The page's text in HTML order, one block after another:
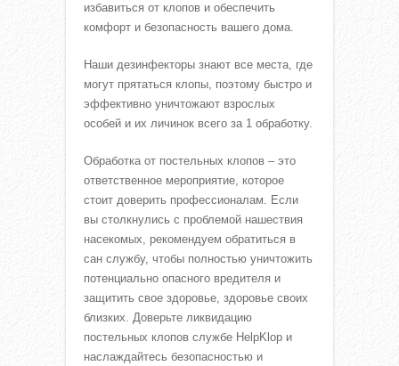
избавиться от клопов и обеспечить
комфорт и безопасность вашего дома.
Наши дезинфекторы знают все места, где
могут прятаться клопы, поэтому быстро и
эффективно уничтожают взрослых
особей и их личинок всего за 1 обработку.
Обработка от постельных клопов – это
ответственное мероприятие, которое
стоит доверить профессионалам. Если
вы столкнулись с проблемой нашествия
насекомых, рекомендуем обратиться в
сан службу, чтобы полностью уничтожить
потенциально опасного вредителя и
защитить свое здоровье, здоровье своих
близких. Доверьте ликвидацию
постельных клопов службе HelpKlop и
наслаждайтесь безопасностью и